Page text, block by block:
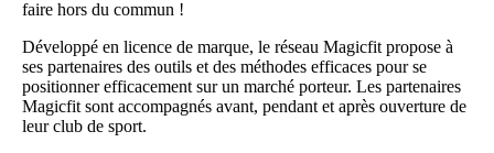
faire hors du commun !
Développé en licence de marque, le réseau Magicfit propose à
ses partenaires des outils et des méthodes efficaces pour se
positionner efficacement sur un marché porteur. Les partenaires
Magicfit sont accompagnés avant, pendant et après ouverture de
leur club de sport.